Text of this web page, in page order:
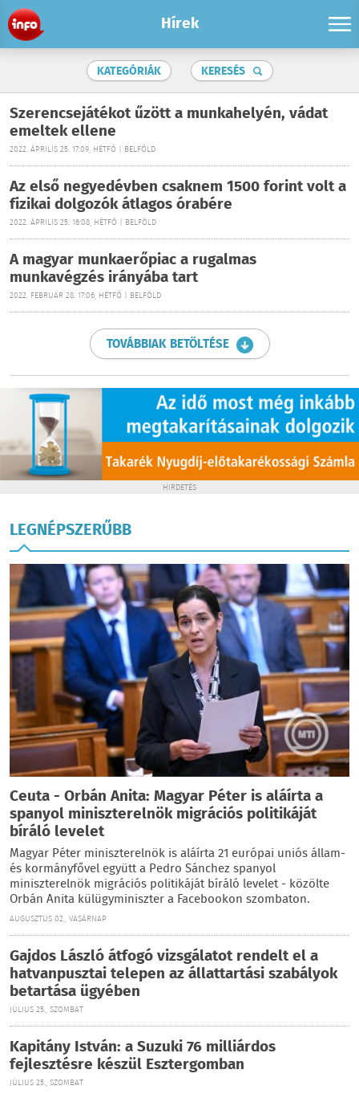
Hírek
KATEGÓRIÁK KERESÉS
Szerencsejátékot űzött a munkahelyén, vádat
emeltek ellene
2022. ÁPRILIS 25. 17:09, HÉTFŐ | BELFÖLD
Az első negyedévben csaknem 1500 forint volt a
fizikai dolgozók átlagos órabére
2022. ÁPRILIS 25. 16:08, HÉTFŐ | BELFÖLD
A magyar munkaerőpiac a rugalmas
munkavégzés irányába tart
2022. FEBRUÁR 28. 17:06, HÉTFŐ | BELFÖLD
TOVÁBBIAK BETÖLTÉSE
HIRDETÉS
LEGNÉPSZERŰBB
Ceuta - Orbán Anita: Magyar Péter is aláírta a
spanyol miniszterelnök migrációs politikáját
bíráló levelet
Magyar Péter miniszterelnök is aláírta 21 európai uniós állam-
és kormányfővel együtt a Pedro Sánchez spanyol
miniszterelnök migrációs politikáját bíráló levelet - közölte
Orbán Anita külügyminiszter a Facebookon szombaton.
AUGUSZTUS 02., VASÁRNAP
Gajdos László átfogó vizsgálatot rendelt el a
hatvanpusztai telepen az állattartási szabályok
betartása ügyében
JÚLIUS 25., SZOMBAT
Kapitány István: a Suzuki 76 milliárdos
fejlesztésre készül Esztergomban
JÚLIUS 25., SZOMBAT